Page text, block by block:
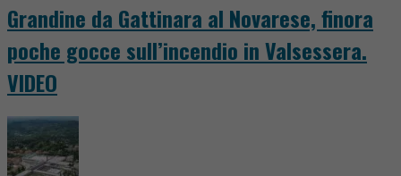
Grandine da Gattinara al Novarese, finora
poche gocce sull’incendio in Valsessera.
VIDEO